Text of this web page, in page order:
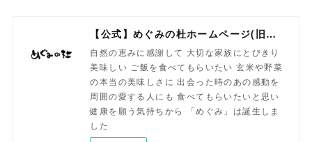
【公式】めぐみの杜ホームページ(旧自然食工房）
自然の恵みに感謝して 大切な家族にとびきり
美味しい ご飯を食べてもらいたい 玄米や野菜
の本当の美味しさに 出会った時のあの感動を
周囲の愛する人にも 食べてもらいたいと思い
健康を願う気持ちから 「めぐみ」は誕生しま
した